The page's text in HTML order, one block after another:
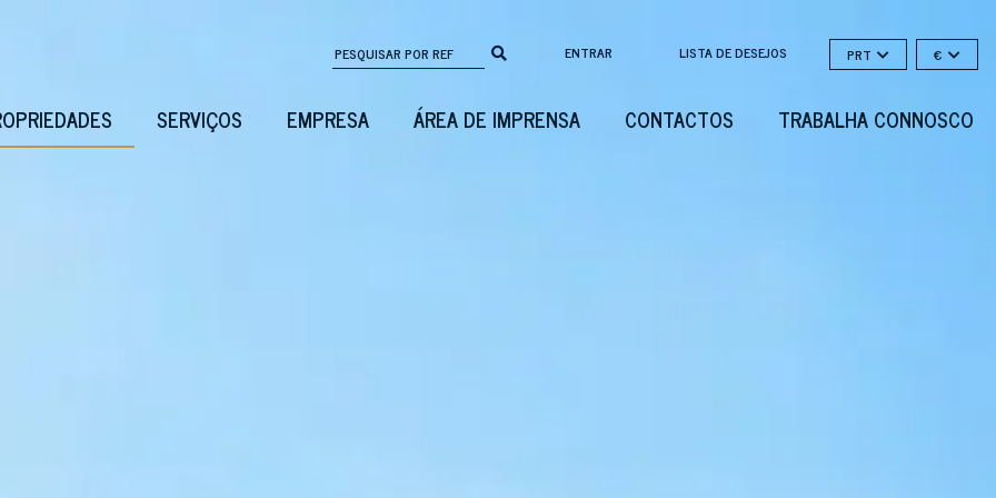
ENTRAR LISTA DE DESEJOS PRT €
SERVIÇOS EMPRESA ÁREA DE IMPRENSA CONTACTOS TRABALHA CONNOSCO